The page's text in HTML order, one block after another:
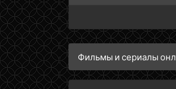
Фильмы и сериалы